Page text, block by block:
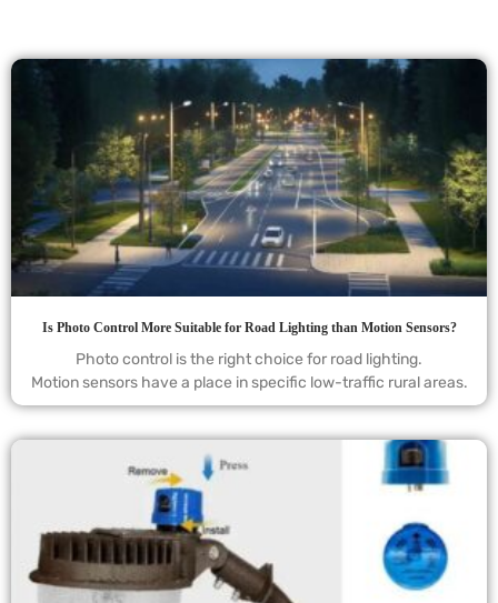
Is Photo Control More Suitable for Road Lighting than Motion Sensors?
Photo control is the right choice for road lighting.
Motion sensors have a place in specific low-traffic rural areas.